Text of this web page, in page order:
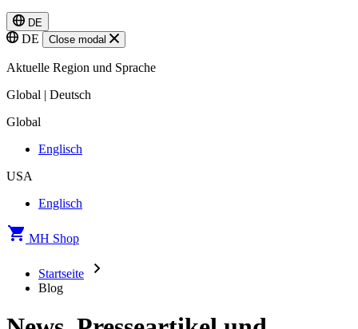
DE
DE Close modal
Aktuelle Region und Sprache
Global | Deutsch
Global
Englisch
USA
Englisch
MH Shop
Startseite
Blog